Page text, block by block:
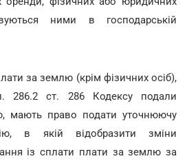
ними в господарській
за землю (крім фізичних осіб),
286.2 ст. 286 Кодексу подали
мають право подати уточнюючу
в якій відобразити зміни
із сплати плати за землю за